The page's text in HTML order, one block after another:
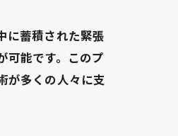
に蓄積された緊張
可能です。このプ
が多くの人々に支